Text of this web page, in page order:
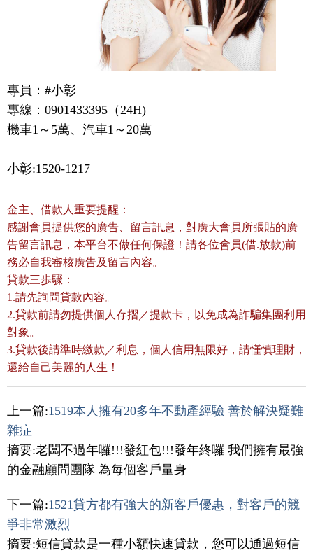
專員：#小彰
專線：0901433395（24H)
機車1～5萬、汽車1～20萬
小彰:1520-1217
金主、借款人重要提醒：
感謝會員提供您的廣告、留言訊息，對廣大會員所張貼的廣
告留言訊息，本平台不做任何保證！請各位會員(借.放款)前
務必自我審核廣告及留言內容。
貸款三歩驟：
1.請先詢問貸款內容。
2.貸款前請勿提供個人存摺／提款卡，以免成為詐騙集團利用
對象。
3.貸款後請準時繳款／利息，個人信用無限好，請慬慎理財，
還給自己美麗的人生！
上一篇:1519本人擁有20多年不動產經驗 善於解決疑難
雜症
摘要:老闆不過年囉!!!發紅包!!!發年終囉 我們擁有最強
的金融顧問團隊 為每個客戶量身
下一篇:1521貸方都有強大的新客戶優惠，對客戶的競
爭非常激烈
摘要:短信貸款是一種小額快速貸款，您可以通過短信